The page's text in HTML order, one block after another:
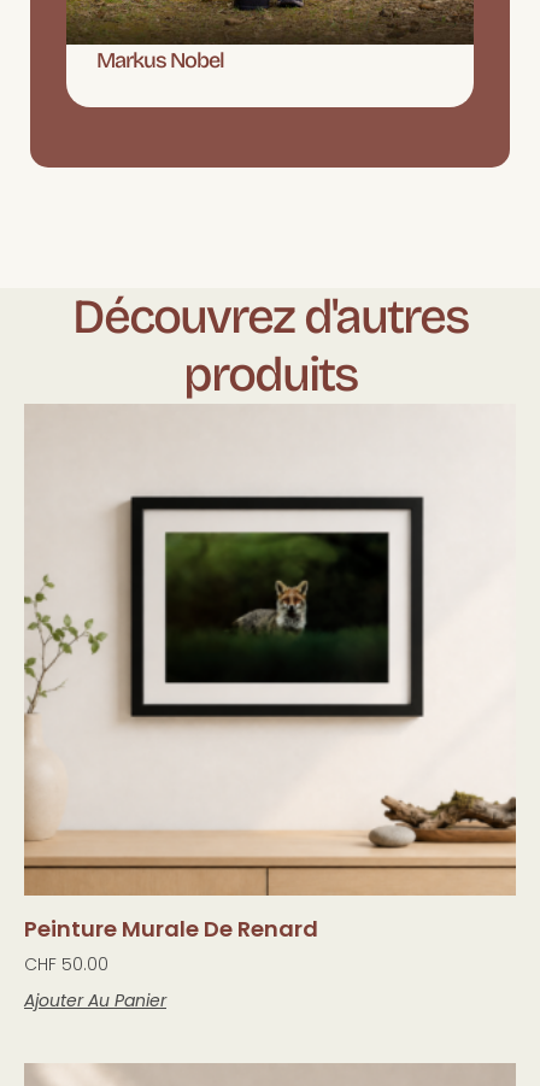
Markus Nobel
Découvrez d'autres
produits
Peinture Murale De Renard
CHF 50.00
Ajouter Au Panier